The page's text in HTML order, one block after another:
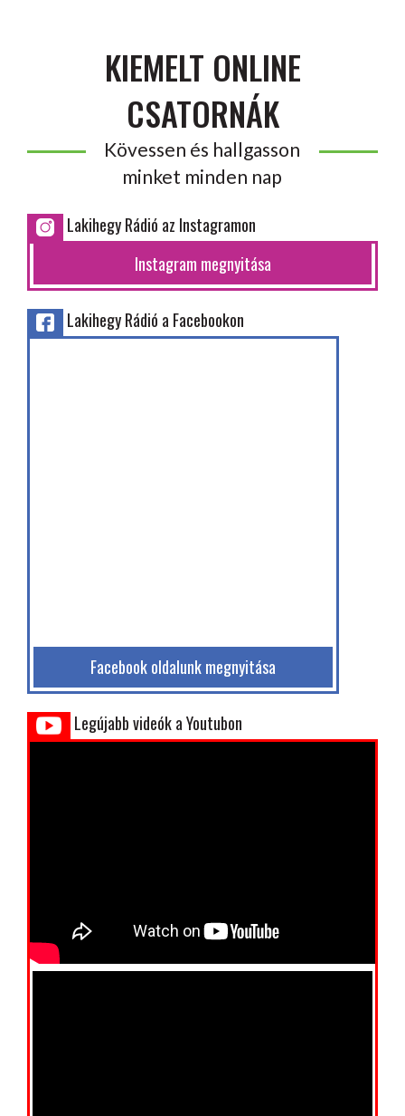
KIEMELT ONLINE
CSATORNÁK
Kövessen és hallgasson
minket minden nap
Lakihegy Rádió az Instagramon
Instagram megnyitása
Lakihegy Rádió a Facebookon
Facebook oldalunk megnyitása
Legújabb videók a Youtubon